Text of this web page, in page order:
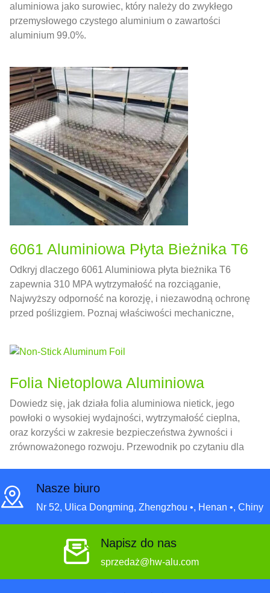
aluminiowa jako surowiec, który należy do zwykłego
przemysłowego czystego aluminium o zawartości
aluminium 99.0%.
6061 Aluminiowa Płyta Bieżnika T6
Odkryj dlaczego 6061 Aluminiowa płyta bieżnika T6
zapewnia 310 MPA wytrzymałość na rozciąganie,
Najwyższy odporność na korozję, i niezawodną ochronę
przed poślizgiem. Poznaj właściwości mechaniczne,
produkcyjne — wszystko w jednym autorytatywnym
Folia Nietoplowa Aluminiowa
Dowiedz się, jak działa folia aluminiowa nietick, jego
powłoki o wysokiej wydajności, wytrzymałość cieplna,
oraz korzyści w zakresie bezpieczeństwa żywności i
zrównoważonego rozwoju. Przewodnik po czytaniu dla
Nasze biuro
Nr 52, Ulica Dongming, Zhengzhou •, Henan •, Chiny
Napisz do nas
sprzedaż@hw-alu.com